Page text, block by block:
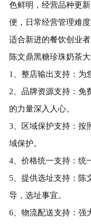
色鲜明，经营品种更
便，日常经营管理难
适合新进的餐饮创业者
陈文鼎黑糖珍珠奶茶
1、整店输出支持：为
2、品牌资源支持：免
的力量深入人心。
3、区域保护支持：按
域保护。
4、价格统一支持：统
5、提供选址支持：陈
导，选址事宜。
6、物流配送支持：强